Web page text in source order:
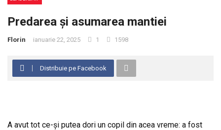
Eșecul Franței de a proteja dreptul la viață
Predarea și asumarea mantiei
Florin ianuarie 22, 2025 1 1598
Distribuie pe Facebook
A avut tot ce-și putea dori un copil din acea vreme: a fost